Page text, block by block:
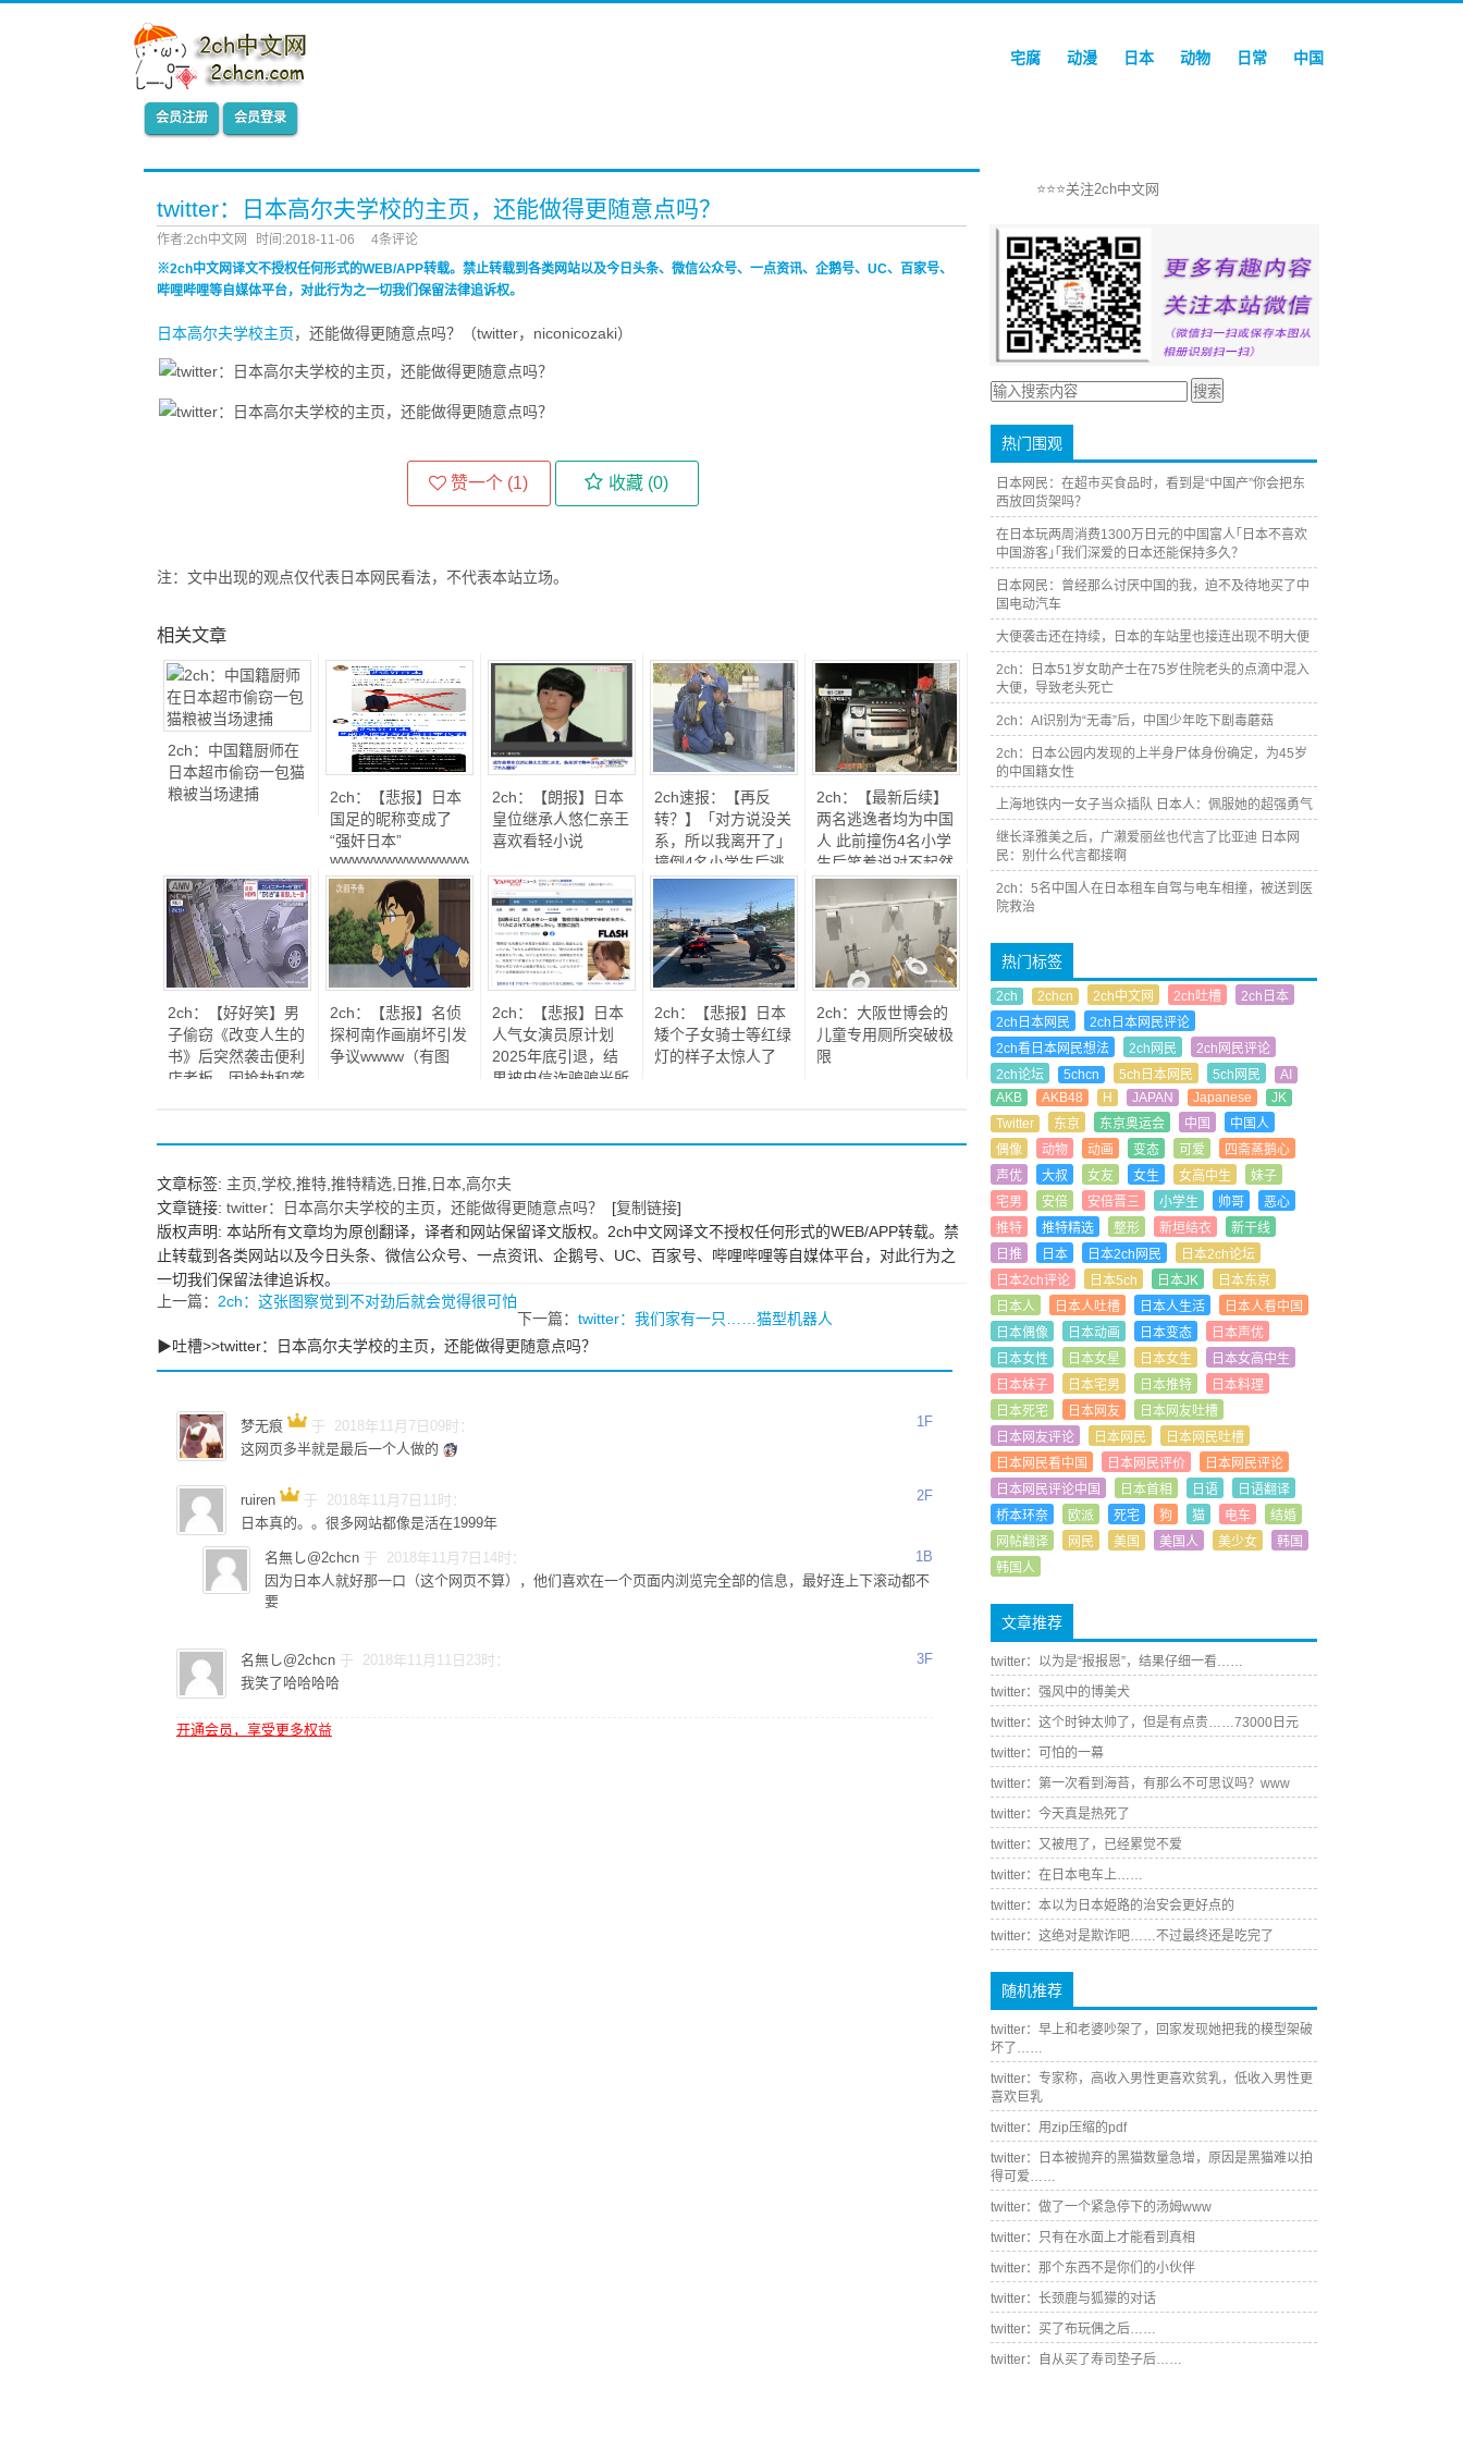
宅腐 动漫 日本 动物 日常 中国
会员注册 会员登录
twitter：日本高尔夫学校的主页，还能做得更随意点吗？
作者:2ch中文网 时间:2018-11-06
4条评论
※2ch中文网译文不授权任何形式的WEB/APP转载。禁止转载到各类网站以及今日头条、微信公众号、一点资讯、企鹅号、UC、百家号、
哔哩哔哩等自媒体平台，对此行为之一切我们保留法律追诉权。
日本高尔夫学校主页，还能做得更随意点吗？（twitter，niconicozaki）
赞一个 (1) 收藏 (0)
注：文中出现的观点仅代表日本网民看法，不代表本站立场。
相关文章
2ch：中国籍厨师在
日本超市偷窃一包猫
粮被当场逮捕
2ch：【悲报】日本
国足的昵称变成了
“强奸日本”
wwwwwwwwwwwwwww
2ch：【朗报】日本
皇位继承人悠仁亲王
喜欢看轻小说
2ch速报：【再反
转？】「对方说没关
系，所以我离开了」
撞倒4名小学生后逃
逸的中国男子否认部
分嫌疑
2ch：【最新后续】
两名逃逸者均为中国
人 此前撞伤4名小学
生后笑着说对不起然
后逃走
2ch：【好好笑】男
子偷窃《改变人生的
书》后突然袭击便利
店老板，因抢劫和袭
2ch：【悲报】名侦
探柯南作画崩坏引发
争议wwww（有图
2ch：【悲报】日本
人气女演员原计划
2025年底引退，结
果被电信诈骗骗光所
2ch：【悲报】日本
矮个子女骑士等红绿
灯的样子太惊人了
2ch：大阪世博会的
儿童专用厕所突破极
限
文章标签: 主页 学校 推特 推特精选 日推 日本 高尔夫
文章链接: twitter：日本高尔夫学校的主页，还能做得更随意点吗？ [复制链接]
版权声明: 本站所有文章均为原创翻译，译者和网站保留译文版权。2ch中文网译文不授权任何形式的WEB/APP转载。禁
止转载到各类网站以及今日头条、微信公众号、一点资讯、企鹅号、UC、百家号、哔哩哔哩等自媒体平台，对此行为之
一切我们保留法律追诉权。
上一篇： 2ch：这张图察觉到不对劲后就会觉得很可怕
下一篇： twitter：我们家有一只……猫型机器人
▶吐槽>>twitter：日本高尔夫学校的主页，还能做得更随意点吗？
1F
梦无痕
于 2018年11月7日09时：
这网页多半就是最后一个人做的
2F
ruiren
于 2018年11月7日11时：
日本真的。。很多网站都像是活在1999年
1B
名無し@2chcn 于 2018年11月7日14时：
因为日本人就好那一口（这个网页不算），他们喜欢在一个页面内浏览完全部的信息，最好连上下滚动都不
要
3F
名無し@2chcn 于 2018年11月11日23时：
我笑了哈哈哈哈
开通会员，享受更多权益
⭐⭐⭐关注2ch中文网
热门围观
日本网民：在超市买食品时，看到是“中国产”你会把东
西放回货架吗？
在日本玩两周消费1300万日元的中国富人｢日本不喜欢
中国游客｣｢我们深爱的日本还能保持多久？
日本网民：曾经那么讨厌中国的我，迫不及待地买了中
国电动汽车
大便袭击还在持续，日本的车站里也接连出现不明大便
2ch：日本51岁女助产士在75岁住院老头的点滴中混入
大便，导致老头死亡
2ch：AI识别为“无毒”后，中国少年吃下剧毒蘑菇
2ch：日本公园内发现的上半身尸体身份确定，为45岁
的中国籍女性
上海地铁内一女子当众插队 日本人：佩服她的超强勇气
继长泽雅美之后，广濑爱丽丝也代言了比亚迪 日本网
民：别什么代言都接啊
2ch：5名中国人在日本租车自驾与电车相撞，被送到医
院救治
热门标签
2ch 2chcn 2ch中文网 2ch吐槽
2ch日本
2ch日本网民
2ch日本网民评论
2ch看日本网民想法
2ch网民
2ch网民评论
2ch论坛
5chcn 5ch日本网民 5ch网民
AI
AKB
AKB48 H JAPAN Japanese
JK
Twitter
东京 东京奥运会 中国
中国人
偶像
动物 动画 变态 可爱
四斋蒸鹅心
声优
大叔 女友 女生 女高中生
妹子
宅男
安倍 安倍晋三 小学生 帅哥
恶心
推特
推特精选 整形 新垣结衣
新干线
日推
日本 日本2ch网民
日本2ch论坛
日本2ch评论
日本5ch 日本JK
日本东京
日本人
日本人吐槽 日本人生活
日本人看中国
日本偶像
日本动画 日本变态
日本声优
日本女性
日本女星 日本女生
日本女高中生
日本妹子
日本宅男 日本推特
日本料理
日本死宅
日本网友
日本网友吐槽
日本网友评论
日本网民
日本网民吐槽
日本网民看中国
日本网民评价
日本网民评论
日本网民评论中国
日本首相 日语
日语翻译
桥本环奈
欧派 死宅 狗 猫 电车
结婚
网帖翻译
网民 美国 美国人 美少女
韩国
韩国人
文章推荐
twitter：以为是“报报恩”，结果仔细一看……
twitter：强风中的博美犬
twitter：这个时钟太帅了，但是有点贵……73000日元
twitter：可怕的一幕
twitter：第一次看到海苔，有那么不可思议吗？www
twitter：今天真是热死了
twitter：又被甩了，已经累觉不爱
twitter：在日本电车上……
twitter：本以为日本姫路的治安会更好点的
twitter：这绝对是欺诈吧……不过最终还是吃完了
随机推荐
twitter：早上和老婆吵架了，回家发现她把我的模型架破
坏了……
twitter：专家称，高收入男性更喜欢贫乳，低收入男性更
喜欢巨乳
twitter：用zip压缩的pdf
twitter：日本被抛弃的黑猫数量急增，原因是黑猫难以拍
得可爱……
twitter：做了一个紧急停下的汤姆www
twitter：只有在水面上才能看到真相
twitter：那个东西不是你们的小伙伴
twitter：长颈鹿与狐獴的对话
twitter：买了布玩偶之后……
twitter：自从买了寿司垫子后……